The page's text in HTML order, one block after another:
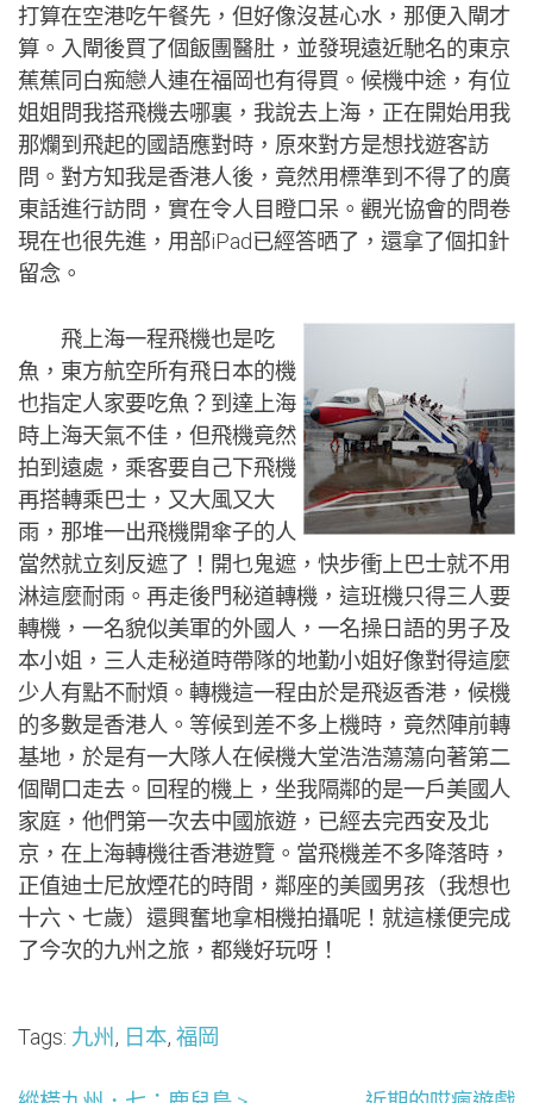
打算在空港吃午餐先，但好像沒甚心水，那便入閘才
算。入閘後買了個飯團醫肚，並發現遠近馳名的東京
蕉蕉同白痴戀人連在福岡也有得買。候機中途，有位
姐姐問我搭飛機去哪裏，我說去上海，正在開始用我
那爛到飛起的國語應對時，原來對方是想找遊客訪
問。對方知我是香港人後，竟然用標準到不得了的廣
東話進行訪問，實在令人目瞪口呆。觀光協會的問卷
現在也很先進，用部iPad已經答晒了，還拿了個扣針
留念。
飛上海一程飛機也是吃
魚，東方航空所有飛日本的機
也指定人家要吃魚？到達上海
時上海天氣不佳，但飛機竟然
拍到遠處，乘客要自己下飛機
再搭轉乘巴士，又大風又大
雨，那堆一出飛機開傘子的人
當然就立刻反遮了！開乜鬼遮，快步衝上巴士就不用
淋這麼耐雨。再走後門秘道轉機，這班機只得三人要
轉機，一名貌似美軍的外國人，一名操日語的男子及
本小姐，三人走秘道時帶隊的地勤小姐好像對得這麼
少人有點不耐煩。轉機這一程由於是飛返香港，候機
的多數是香港人。等候到差不多上機時，竟然陣前轉
基地，於是有一大隊人在候機大堂浩浩蕩蕩向著第二
個閘口走去。回程的機上，坐我隔鄰的是一戶美國人
家庭，他們第一次去中國旅遊，已經去完西安及北
京，在上海轉機往香港遊覽。當飛機差不多降落時，
正值迪士尼放煙花的時間，鄰座的美國男孩（我想也
十六、七歲）還興奮地拿相機拍攝呢！就這樣便完成
了今次的九州之旅，都幾好玩呀！
Tags: 九州, 日本, 福岡